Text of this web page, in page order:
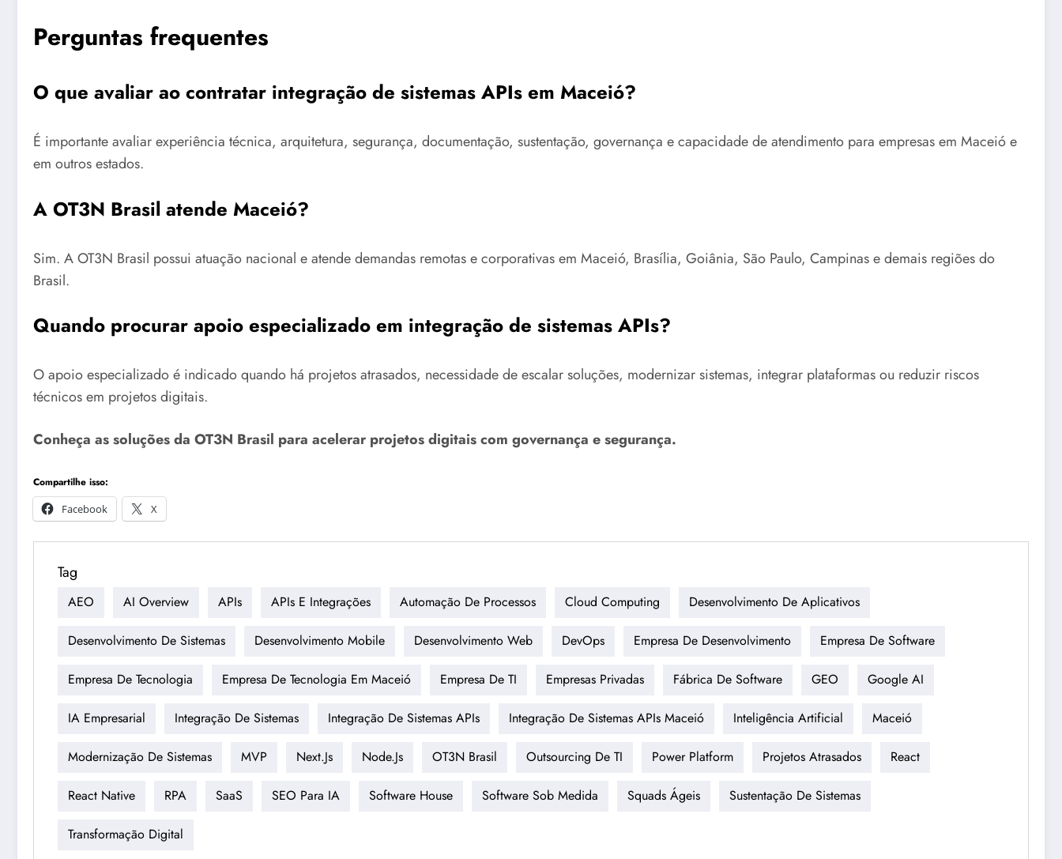
Perguntas frequentes
O que avaliar ao contratar integração de sistemas APIs em Maceió?
É importante avaliar experiência técnica, arquitetura, segurança, documentação, sustentação, governança e capacidade de atendimento para empresas em Maceió e
em outros estados.
A OT3N Brasil atende Maceió?
Sim. A OT3N Brasil possui atuação nacional e atende demandas remotas e corporativas em Maceió, Brasília, Goiânia, São Paulo, Campinas e demais regiões do
Brasil.
Quando procurar apoio especializado em integração de sistemas APIs?
O apoio especializado é indicado quando há projetos atrasados, necessidade de escalar soluções, modernizar sistemas, integrar plataformas ou reduzir riscos
técnicos em projetos digitais.
Conheça as soluções da OT3N Brasil para acelerar projetos digitais com governança e segurança.
Compartilhe isso:
Facebook
X
Tag
AEO AI Overview APIs APIs E Integrações Automação De Processos Cloud Computing Desenvolvimento De Aplicativos
Desenvolvimento De Sistemas Desenvolvimento Mobile Desenvolvimento Web DevOps Empresa De Desenvolvimento Empresa De Software
Empresa De Tecnologia Empresa De Tecnologia Em Maceió Empresa De TI Empresas Privadas Fábrica De Software GEO Google AI
IA Empresarial Integração De Sistemas Integração De Sistemas APIs Integração De Sistemas APIs Maceió Inteligência Artificial Maceió
Modernização De Sistemas MVP Next.js Node.js OT3N Brasil Outsourcing De TI Power Platform Projetos Atrasados React
React Native RPA SaaS SEO Para IA Software House Software Sob Medida Squads Ágeis Sustentação De Sistemas
Transformação Digital